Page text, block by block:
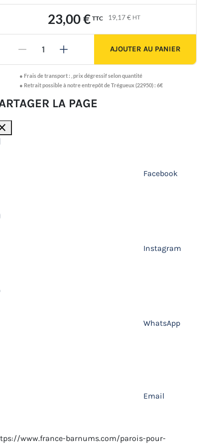
23,00 € TTC 19,17 € HT
- + AJOUTER AU PANIER
●Frais de transport : ,prix dégressif selon quantité
● Retrait possible à notre entrepôt de Trégueux (22950) : 6€
LA PAGE
Facebook
Instagram
WhatsApp
Email
www.france-barnums.com/parois-pour-